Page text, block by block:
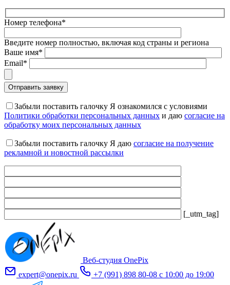
Номер телефона*
Введите номер полностью, включая код страны и региона
Ваше имя*
Email*
Забыли поставить галочку Я ознакомился с условиями
Политики обработки персональных данных и даю согласие на
обработку моих персональных данных
Забыли поставить галочку Я даю согласие на получение
рекламной и новостной рассылки
[_utm_tag]
это
поле
пустым.
Веб-студия OnePix
expert@onepix.ru
+7 (991) 898 80-08 с 10:00 до 19:00